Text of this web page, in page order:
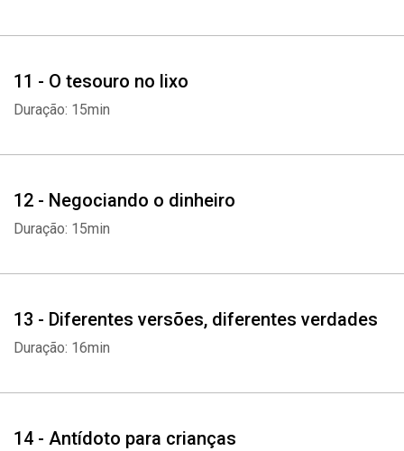
11 - O tesouro no lixo
Duração: 15min
12 - Negociando o dinheiro
Duração: 15min
13 - Diferentes versões, diferentes verdades
Duração: 16min
14 - Antídoto para crianças